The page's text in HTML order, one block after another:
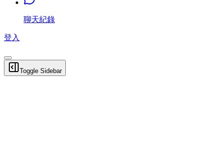
聊天紀錄
登入
Toggle Sidebar